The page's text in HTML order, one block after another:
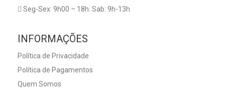
Seg-Sex: 9h00 – 18h. Sab: 9h-13h
INFORMAÇÕES
Política de Privacidade
Política de Pagamentos
Quem Somos